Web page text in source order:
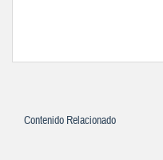
Contenido Relacionado